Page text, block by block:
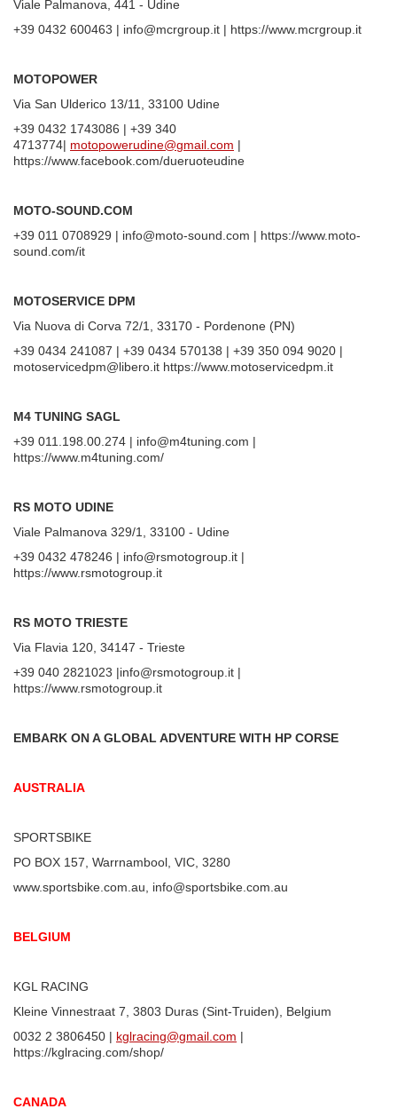
Viale Palmanova, 441 - Udine
+39 0432 600463 | info@mcrgroup.it | https://www.mcrgroup.it
MOTOPOWER
Via San Ulderico 13/11, 33100 Udine
+39 0432 1743086 | +39 340
4713774| motopowerudine@gmail.com
https://www.facebook.com/dueruoteudine
MOTO-SOUND.COM
+39 011 0708929 | info@moto-sound.com | https://www.moto-
sound.com/it
MOTOSERVICE DPM
Via Nuova di Corva 72/1, 33170 - Pordenone (PN)
+39 0434 241087 | +39 0434 570138 | +39 350 094 9020 |
motoservicedpm@libero.it https://www.motoservicedpm.it
M4 TUNING SAGL
+39 011.198.00.274 | info@m4tuning.com |
https://www.m4tuning.com/
RS MOTO UDINE
Viale Palmanova 329/1, 33100 - Udine
+39 0432 478246 | info@rsmotogroup.it |
https://www.rsmotogroup.it
RS MOTO TRIESTE
Via Flavia 120, 34147 - Trieste
+39 040 2821023 |info@rsmotogroup.it |
https://www.rsmotogroup.it
EMBARK ON A GLOBAL ADVENTURE WITH HP CORSE
AUSTRALIA
SPORTSBIKE
PO BOX 157, Warrnambool, VIC, 3280
www.sportsbike.com.au, info@sportsbike.com.au
BELGIUM
KGL RACING
Kleine Vinnestraat 7, 3803 Duras (Sint-Truiden), Belgium
0032 2 3806450 |
kglracing@gmail.com
https://kglracing.com/shop/
CANADA